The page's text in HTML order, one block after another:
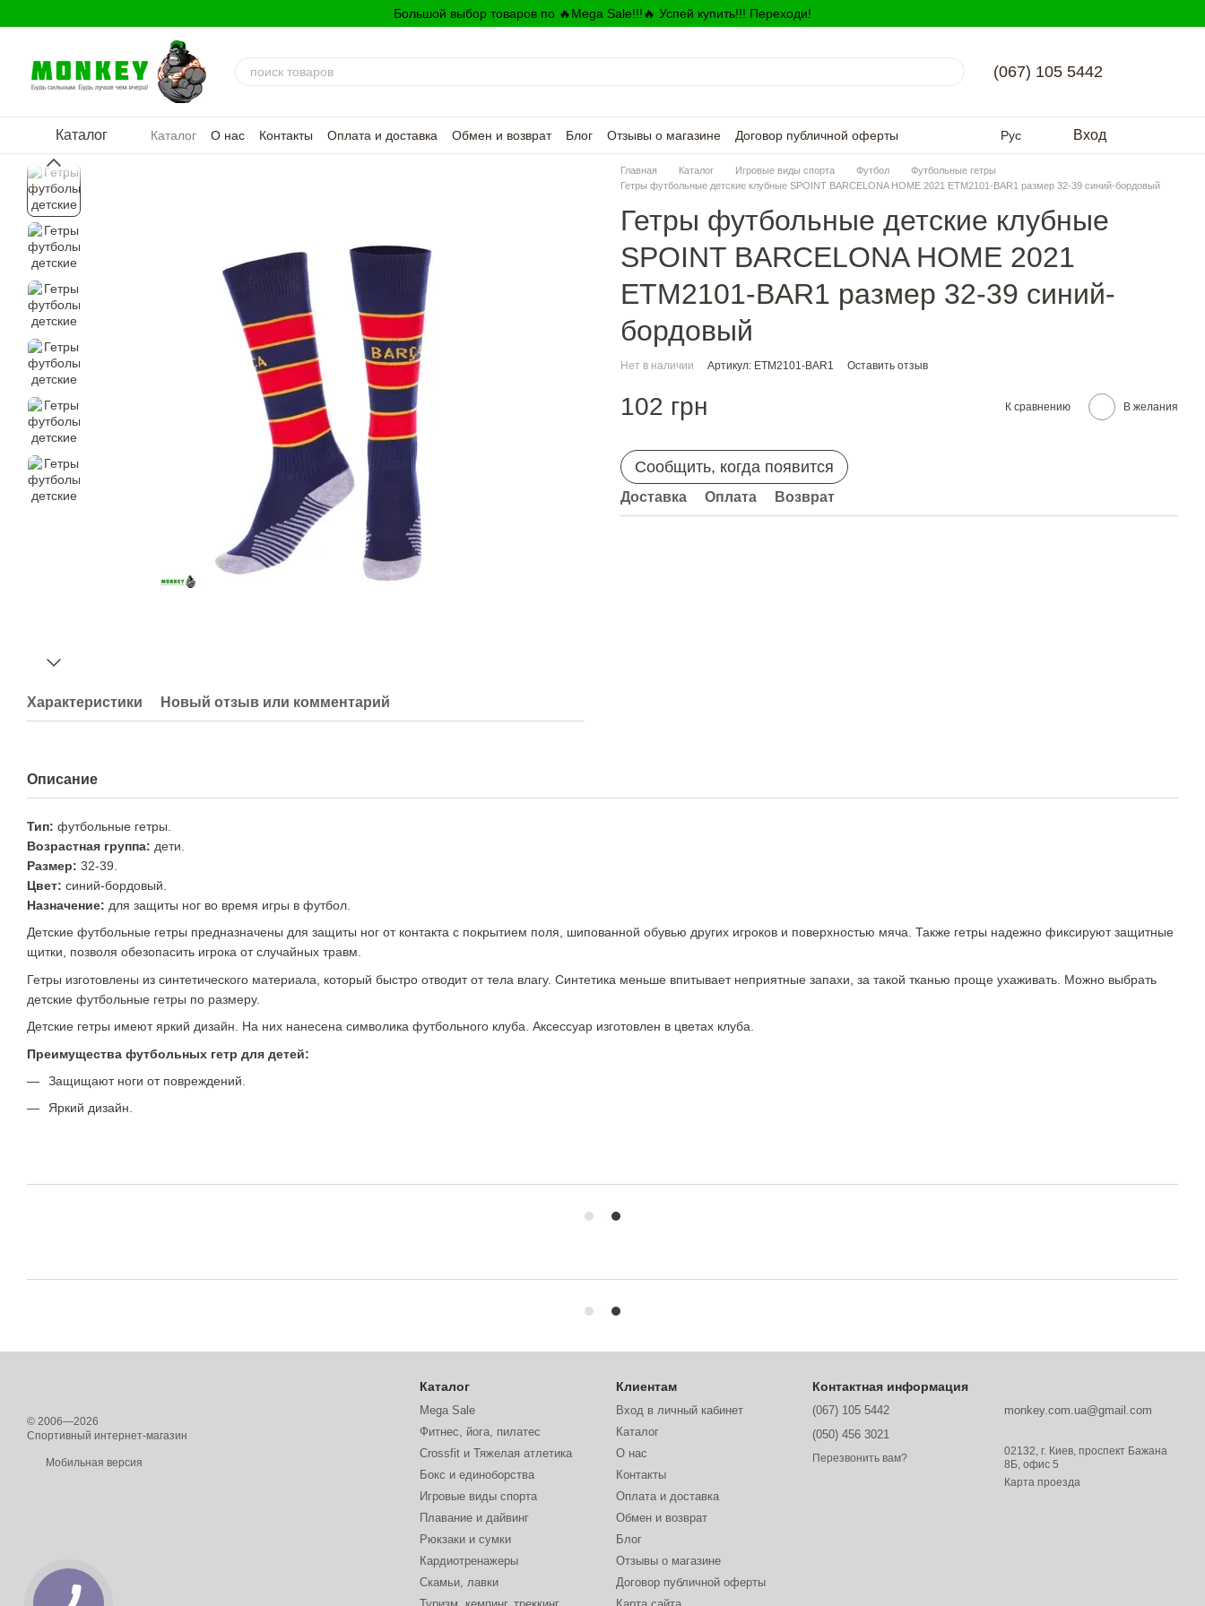
Большой выбор товаров по 🔥Mega Sale!!!🔥 Успей купить!!! Переходи!
(067) 105 5442
Каталог Каталог О нас Контакты Оплата и доставка Обмен и возврат Блог Отзывы о магазине
Договор публичной оферты
Рус Вход
Характеристики Новый отзыв или комментарий
Главная Каталог Игровые виды спорта Футбол
Футбольные гетры
Гетры футбольные детские клубные SPOINT BARCELONA HOME 2021 ETM2101-BAR1 размер 32-39 синий-бордовый
Гетры футбольные детские клубные
SPOINT BARCELONA HOME 2021
ETM2101-BAR1 размер 32-39 синий-
бордовый
Нет в наличии Артикул: ETM2101-BAR1 Оставить отзыв
102 грн К сравнению В желания
Сообщить, когда появится
Доставка Оплата Возврат
Описание
Тип: футбольные гетры.
Возрастная группа: дети.
Размер: 32-39.
Цвет: синий-бордовый.
Назначение: для защиты ног во время игры в футбол.
Детские футбольные гетры предназначены для защиты ног от контакта с покрытием поля, шипованной обувью других игроков и поверхностью мяча. Также гетры надежно фиксируют защитные
щитки, позволя обезопасить игрока от случайных травм.
Гетры изготовлены из синтетического материала, который быстро отводит от тела влагу. Синтетика меньше впитывает неприятные запахи, за такой тканью проще ухаживать. Можно выбрать
детские футбольные гетры по размеру.
Детские гетры имеют яркий дизайн. На них нанесена символика футбольного клуба. Аксессуар изготовлен в цветах клуба.
Преимущества футбольных гетр для детей:
Защищают ноги от повреждений.
Яркий дизайн.
© 2006—2026
Спортивный интернет-магазин
Мобильная версия
Каталог
Mega Sale
Фитнес, йога, пилатес
Crossfit и Тяжелая атлетика
Бокс и единоборства
Игровые виды спорта
Плавание и дайвинг
Рюкзаки и сумки
Кардиотренажеры
Скамьи, лавки
Клиентам
Вход в личный кабинет
Каталог
О нас
Контакты
Оплата и доставка
Обмен и возврат
Блог
Отзывы о магазине
Договор публичной оферты
Контактная информация
(067) 105 5442
(050) 456 3021
Перезвонить вам?
monkey.com.ua@gmail.com
02132, г. Киев, проспект Бажана
8Б, офис 5
Карта проезда